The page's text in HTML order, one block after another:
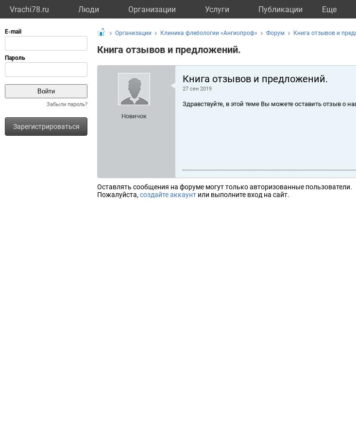
Vrachi78.ru Люди Организации Услуги Публикации Eще
Забыли пароль?
Зарегистрироваться
Организации Клиника флебологии «Ангиопроф» Форум Книга отзывов и
Книга отзывов и предложений.
Новичок
Книга отзывов и предложений.
27 сен 2019
Здравствуйте, в этой теме Вы можете оставить отзыв о
Оставлять сообщения на форуме могут только авторизованные пользователи.
Пожалуйста, создайте аккаунт или выполните вход на сайт.